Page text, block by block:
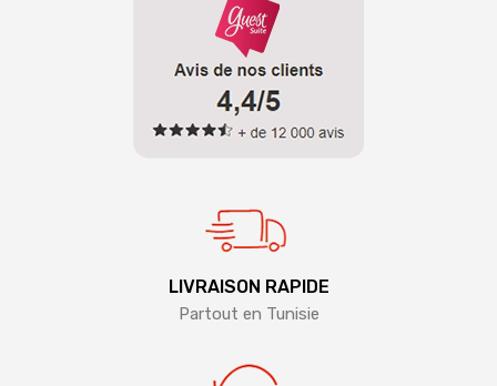
LIVRAISON RAPIDE
Partout en Tunisie